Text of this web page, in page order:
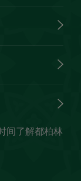
间了解都柏林